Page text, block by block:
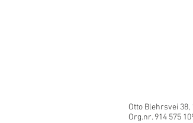
Otto
Org.nr.